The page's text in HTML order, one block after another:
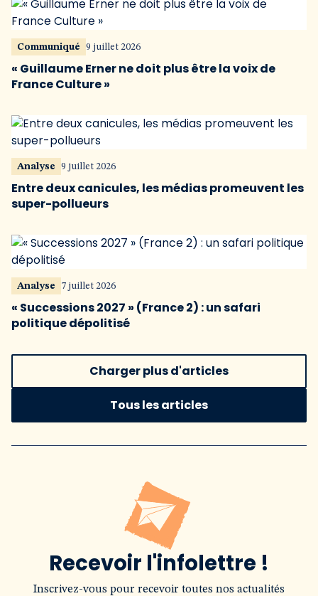
Communiqué 9 juillet 2026
« Guillaume Erner ne doit plus être la voix de
France Culture »
Analyse 9 juillet 2026
Entre deux canicules, les médias promeuvent les
super-pollueurs
Analyse 7 juillet 2026
« Successions 2027 » (France 2) : un safari
politique dépolitisé
Charger plus d'articles
Tous les articles
Recevoir l'infolettre !
Inscrivez-vous pour recevoir toutes nos actualités